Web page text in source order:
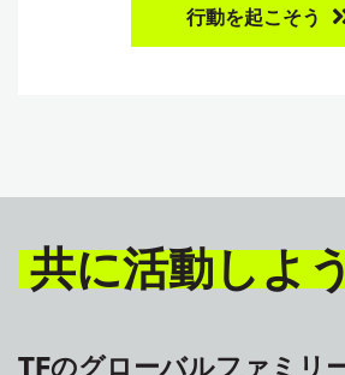
行動を起こそう
共に活動しよ
TFのグローバルファミリ